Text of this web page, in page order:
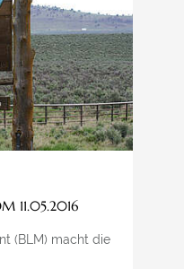
11.05.2016
(BLM) macht die